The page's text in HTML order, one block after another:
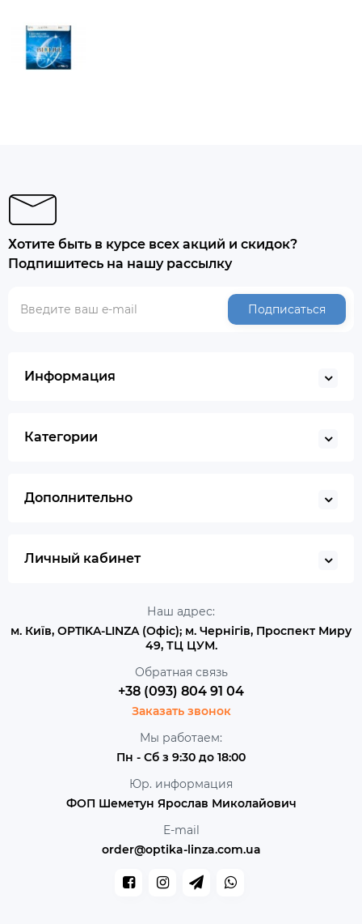
Хотите быть в курсе всех акций и скидок?
Подпишитесь на нашу рассылку
Подписаться
Информация
Категории
Дополнительно
Личный кабинет
Наш адрес:
м. Київ, OPTIKA-LINZA (Офіс); м. Чернігів, Проспект Миру
49, ТЦ ЦУМ.
Обратная связь
+38 (093) 804 91 04
Заказать звонок
Мы работаем:
Пн - Сб з 9:30 до 18:00
Юр. информация
ФОП Шеметун Ярослав Миколайович
E-mail
order@optika-linza.com.ua